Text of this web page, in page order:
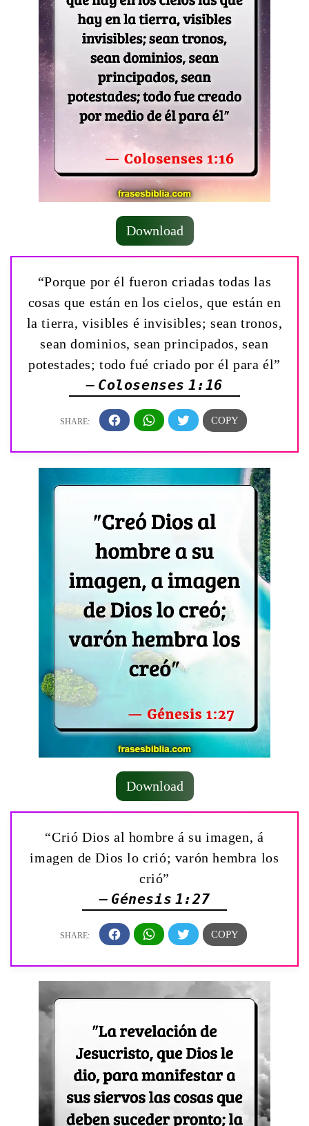
Download
“Porque por él fueron criadas todas las
cosas que están en los cielos, que están en
la tierra, visibles é invisibles; sean tronos,
sean dominios, sean principados, sean
potestades; todo fué criado por él para él”
— Colosenses 1:16
Download
“Crió Dios al hombre á su imagen, á
imagen de Dios lo crió; varón hembra los
crió”
— Génesis 1:27